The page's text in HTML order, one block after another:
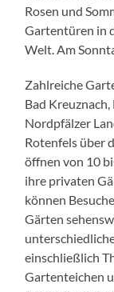
Rosen und
Gartentüren in
Welt. Am
Zahlreiche
Bad
Nordpfälzer
Rotenfels über
öffnen von 10
ihre privaten
können
Gärten
einschließlich
Gartenteichen